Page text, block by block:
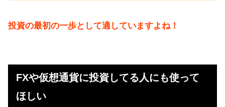
投資の最初の一歩として適していますよね！
FXや仮想通貨に投資してる人にも使って
ほしい